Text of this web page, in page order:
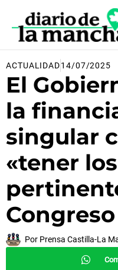
contenido
ACTUALIDAD14/07/2025
El
la
singular
«tener
Congreso
Por Prensa Castilla-La